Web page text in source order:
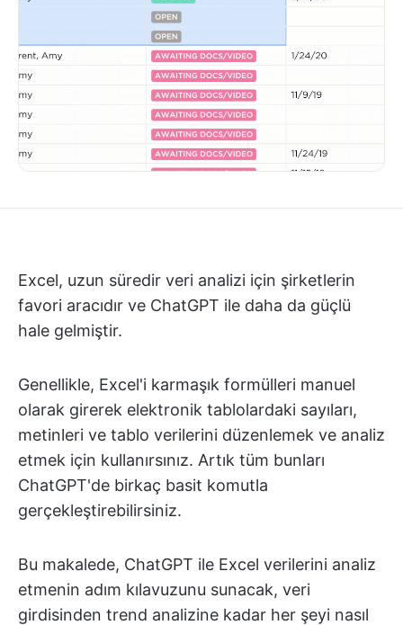
Excel, uzun süredir veri analizi için şirketlerin
favori aracıdır ve ChatGPT ile daha da güçlü
hale gelmiştir.
Genellikle, Excel'i karmaşık formülleri manuel
olarak girerek elektronik tablolardaki sayıları,
metinleri ve tablo verilerini düzenlemek ve analiz
etmek için kullanırsınız. Artık tüm bunları
ChatGPT'de birkaç basit komutla
gerçekleştirebilirsiniz.
Bu makalede, ChatGPT ile Excel verilerini analiz
etmenin adım kılavuzunu sunacak, veri
girdisinden trend analizine kadar her şeyi nasıl